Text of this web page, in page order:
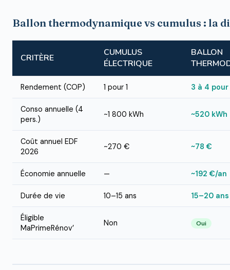
Ballon thermodynamique vs cumulus : la
CRITÈRE
CUMULUS
ÉLECTRIQUE
BALLON
Rendement (COP) 1 pour 1 3 à 4 pour
Conso annuelle (4
pers.)
~1 800 kWh ~520 kWh
Coût annuel EDF
2026
~270 € ~78 €
Économie annuelle — ~192 €/an
Durée de vie 10–15 ans 15–20 ans
Éligible
MaPrimeRénov’
Non Oui